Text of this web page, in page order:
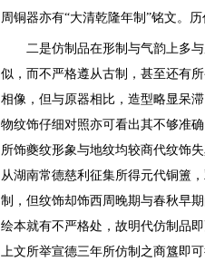
周铜器亦有“大清乾隆年制”铭文。
二是仿制品在形制与气韵上多
似，而不严格遵从古制，甚至还有
相像，但与原器相比，造型略显呆
物纹饰仔细对照亦可看出其不够准
所饰夔纹形象与地纹均较商代纹饰
从湖南常德慈利征集所得元代铜簠
制，但纹饰却饰西周晚期与春秋早
绘本就有不严格处，故明代仿制品
上文所举宣德三年所仿制之商簋即